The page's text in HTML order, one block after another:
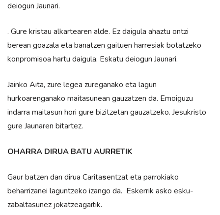
deiogun Jaunari.
. Gure kristau alkartearen alde. Ez daigula ahaztu ontzi
berean goazala eta banatzen gaituen harresiak botatzeko
konpromisoa hartu daigula. Eskatu deiogun Jaunari.
Jainko Aita, zure legea zureganako eta lagun
hurkoarenganako maitasunean gauzatzen da. Emoiguzu
indarra maitasun hori gure bizitzetan gauzatzeko. Jesukristo
gure Jaunaren bitartez.
OHARRA DIRUA BATU AURRETIK
Gaur batzen dan dirua Caritasentzat eta parrokiako
beharrizanei laguntzeko izango da. Eskerrik asko esku-
zabaltasunez jokatzeagaitik.